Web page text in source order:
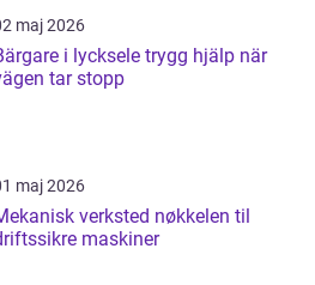
maj 2026
i lycksele trygg hjälp när
tar stopp
maj 2026
verksted nøkkelen til
maskiner